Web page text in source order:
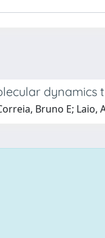
dynamics
Bruno E; Laio,